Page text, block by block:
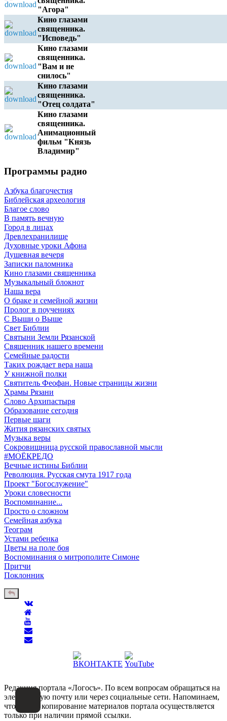
"Агора"
Кино глазами
священника.
"Исповедь"
Кино глазами
священника.
"Вам и не
снилось"
Кино глазами
священника.
"Отец солдата"
Кино глазами
священника.
Анимационный
фильм "Князь
Владимир"
Программы радио
Азбука благочестия
Библейская археология
Благое слово
В память вечную
Город в лицах
Древлехранилище
Духовные уроки Афона
Душевная вечеря
Записки паломника
Кино глазами священника
Музыкальный блокнот
Наша вера
О браке и семейной жизни
Пролог в поучениях
С Выши о Выше
Свет Библии
Святыни Земли Рязанской
Священник нашего времени
Семейные радости
Таких рождает вера наша
У книжной полки
Святитель Феофан. Новые страницы жизни
Храмы Рязани
Слово Архипастыря
Образование сегодня
Первые шаги
Жития рязанских святых
Музыка веры
Сокровищница русской православной мысли
#МОЁКРЕДО
Вечные истины Библии
Революция. Русская смута 1917 года
Проект "Богослужение"
Уроки словесности
Воспоминание...
Просто о сложном
Семейная азбука
Теограм
Устами ребенка
Цветы на поле боя
Воспоминания о митрополите Симоне
Притчи
Поклонник
Редакция портала «Логосъ». По всем вопросам обращаться на
электронную почту или через социальные сети. Напоминаем,
что любое копирование материалов портала осуществляется
только при наличии прямой ссылки.